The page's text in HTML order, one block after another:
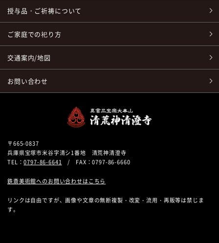
授与品・ご祈祷について
ご家庭での祀り方
交通案内/地図
お問い合わせ
〒665-0837
兵庫県宝塚市米谷字清シ1番地 清荒神清澄寺
TEL：0797-86-6641 / FAX：0797-86-6660
鉄斎美術館へのお問い合わせはこちら
リンクは自由ですが、画像や文章の無断複製・改変・流用・再販等は禁じま
す。